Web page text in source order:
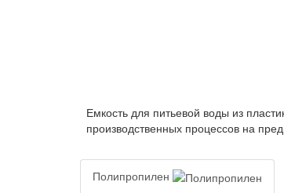
Емкость для питьевой воды из
производственных процессов на
Полипропилен